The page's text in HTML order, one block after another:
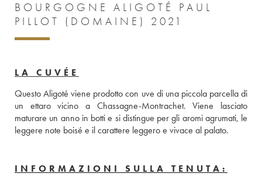
BOURGOGNE ALIGOTÉ PAUL
PILLOT (DOMAINE) 2021
LA CUVÉE
Questo Aligoté viene prodotto con uve di una piccola parcella di
un ettaro vicino a Chassagne-Montrachet. Viene lasciato
maturare un anno in botti e si distingue per gli aromi agrumati, le
leggere note boisé e il carattere leggero e vivace al palato.
INFORMAZIONI SULLA TENUTA: